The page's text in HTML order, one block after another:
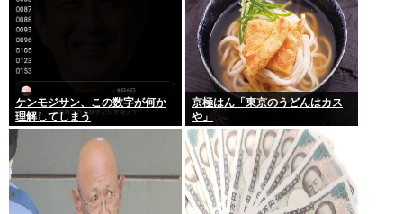
ケンモジサン、この数字が何か
理解してしまう
京極はん「東京のうどんはカス
や」